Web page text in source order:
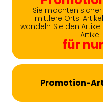
Sie möchten
mittlere Orts-
wandeln Sie den
für
Promotion-